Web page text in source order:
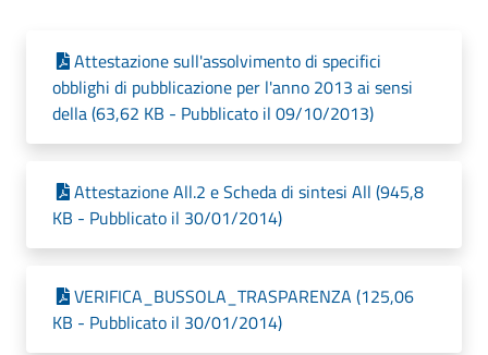
Attestazione sull'assolvimento di specifici
obblighi di pubblicazione per l'anno 2013 ai sensi
della (63,62 KB - Pubblicato il 09/10/2013)
Attestazione All.2 e Scheda di sintesi All (945,8
KB - Pubblicato il 30/01/2014)
VERIFICA_BUSSOLA_TRASPARENZA (125,06
KB - Pubblicato il 30/01/2014)